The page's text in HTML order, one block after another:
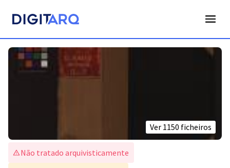
Não tratado arquivisticamente
Ver 1150 ficheiros